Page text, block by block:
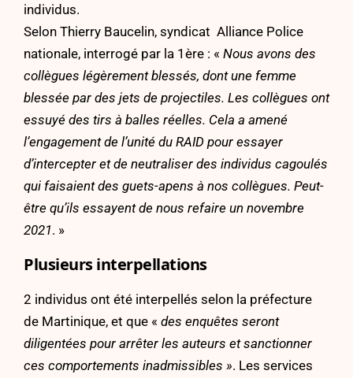
individus.
Selon Thierry Baucelin, syndicat Alliance Police
nationale, interrogé par la 1ère : « Nous avons des
collègues légèrement blessés, dont une femme
blessée par des jets de projectiles. Les collègues ont
essuyé des tirs à balles réelles. Cela a amené
l’engagement de l’unité du RAID pour essayer
d’intercepter et de neutraliser des individus cagoulés
qui faisaient des guets-apens à nos collègues. Peut-
être qu’ils essayent de nous refaire un novembre
2021. »
Plusieurs interpellations
2 individus ont été interpellés selon la préfecture
de Martinique, et que « des enquêtes seront
diligentées pour arrêter les auteurs et sanctionner
ces comportements inadmissibles ». Les services